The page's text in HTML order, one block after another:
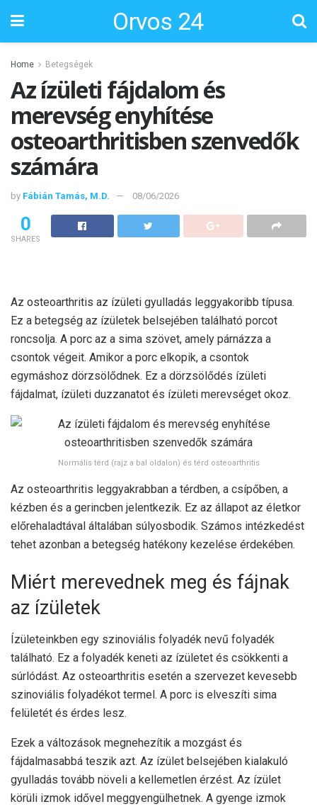
Orvos 24
Home Betegségek
Az ízületi fájdalom és
merevség enyhítése
osteoarthritisben szenvedők
számára
by Fábián Tamás, M.D. 08/06/2026
0
SHARES
Az osteoarthritis az ízületi gyulladás leggyakoribb típusa.
Ez a betegség az ízületek belsejében található porcot
roncsolja. A porc az a sima szövet, amely párnázza a
csontok végeit. Amikor a porc elkopik, a csontok
egymáshoz dörzsölődnek. Ez a dörzsölődés ízületi
fájdalmat, ízületi duzzanatot és ízületi merevséget okoz.
Normális térd (rajz a bal oldalon) és térd osteoarthritis
Az osteoarthritis leggyakrabban a térdben, a csípőben, a
kézben és a gerincben jelentkezik. Ez az állapot az életkor
előrehaladtával általában súlyosbodik. Számos intézkedést
tehet azonban a betegség hatékony kezelése érdekében.
Miért merevednek meg és fájnak
az ízületek
Ízületeinkben egy szinoviális folyadék nevű folyadék
található. Ez a folyadék keneti az ízületet és csökkenti a
súrlódást. Az osteoarthritis esetén a szervezet kevesebb
szinoviális folyadékot termel. A porc is elveszíti sima
felületét és érdes lesz.
Ezek a változások megnehezítik a mozgást és
fájdalmasabbá teszik azt. Az ízület belsejében kialakuló
gyulladás tovább növeli a kellemetlen érzést. Az ízület
körüli izmok idővel meggyengülhetnek. A gyenge izmok